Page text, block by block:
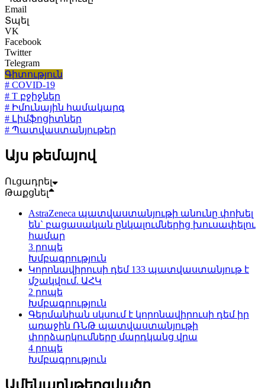
Email
Տպել
VK
Facebook
Twitter
Telegram
Գիտություն
# COVID-19
# T բջիջներ
# Իմունային համակարգ
# Լիմֆոցիտներ
# Պատվաստանյութեր
Այս թեմայով
Ուցադրել
Թաքցնել
AstraZeneca պատվաստանյութի անունը փոխել
են` բացասական ընկալումներից խուսափելու
համար
3 րոպե
Խմբագրություն
Կորոնավիրուսի դեմ 133 պատվաստանյութ է
մշակվում. ԱՀԿ
2 րոպե
Խմբագրություն
Գերմանիան սկսում է կորոնավիրուսի դեմ իր
առաջին ՌՆԹ պատվաստանյութի
փորձարկումները մարդկանց վրա
4 րոպե
Խմբագրություն